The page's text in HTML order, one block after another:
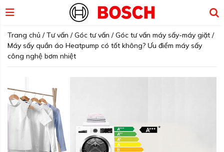
Trang chủ /Tư vấn /Góc tư vấn /Góc tư vấn máy sấy-máy giặt /
Máy sấy quần áo Heatpump có tốt không? Ưu điểm máy sấy
công nghệ bơm nhiệt